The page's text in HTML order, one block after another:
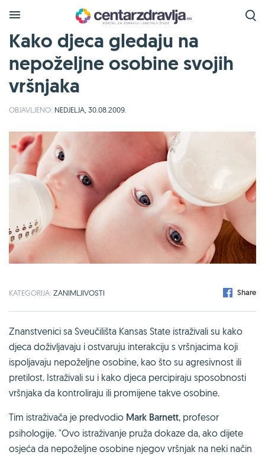
Kako djeca gledaju na
nepoželjne osobine svojih
vršnjaka
OBJAVLJENO: NEDJELJA, 30.08.2009.
KATEGORIJA: ZANIMLJIVOSTI Share
Znanstvenici sa Sveučilišta Kansas State istraživali su kako
djeca doživljavaju i ostvaruju interakciju s vršnjacima koji
ispoljavaju nepoželjne osobine, kao što su agresivnost ili
pretilost. Istraživali su i kako djeca percipiraju sposobnosti
vršnjaka da kontroliraju ili promijene takve osobine.
Tim istraživača je predvodio Mark Barnett, profesor
psihologije. "Ovo istraživanje pruža dokaze da, ako dijete
osjeća da nepoželjne osobine njegov vršnjak na neki način